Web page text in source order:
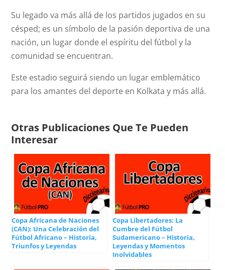
Su legado va más allá de los partidos jugados en su
césped; es un símbolo de la pasión deportiva de una
nación, un lugar donde el espíritu del fútbol y la
comunidad se encuentran.
Este estadio seguirá siendo un lugar emblemático
para los amantes del deporte en Kolkata y más allá.
Otras Publicaciones Que Te Pueden
Interesar
Copa Africana de Naciones
(CAN): Una Celebración del
Fútbol Africano – Historia,
Triunfos y Leyendas
Copa Libertadores: La
Cumbre del Fútbol
Sudamericano – Historia,
Leyendas y Momentos
Inolvidables